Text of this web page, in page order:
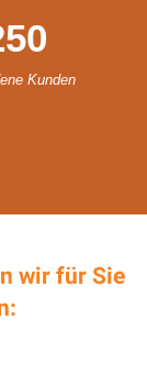
Kunden
wir für Sie